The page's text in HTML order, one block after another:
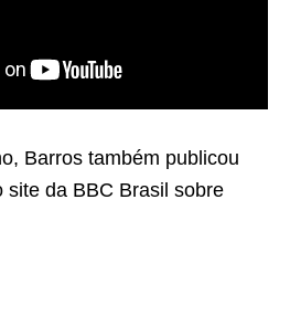
Barros também publicou
site da BBC Brasil sobre